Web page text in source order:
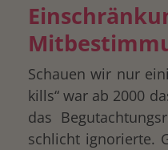
Schauen wir nur
kills“ war ab 2000
das
schlicht ignorierte.